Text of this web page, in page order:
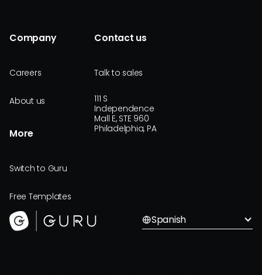
Company
Careers
About us
More
Switch to Guru
Free Templates
Contact us
Talk to sales
111 S
Independence
Mall E, STE 960
Philadelphia, PA
Spanish